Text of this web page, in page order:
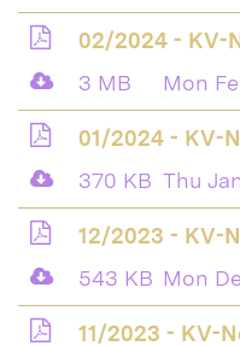
02/2024 - KV-
3 MB
Mon
01/2024 - KV-
370 KB Thu
12/2023 - KV-
543 KB Mon
11/2023 - KV-